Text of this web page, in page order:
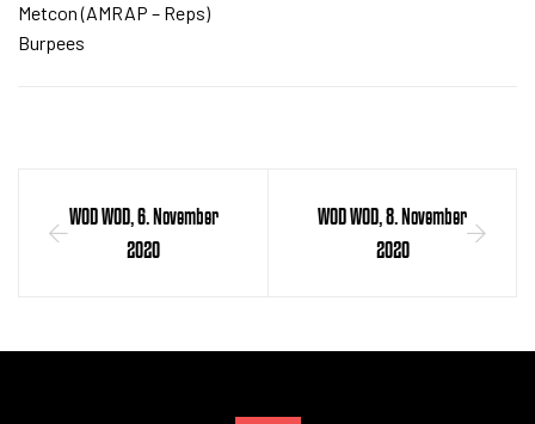
Metcon (AMRAP – Reps)
Burpees
WOD WOD, 6. November
2020
WOD WOD, 8. November
2020